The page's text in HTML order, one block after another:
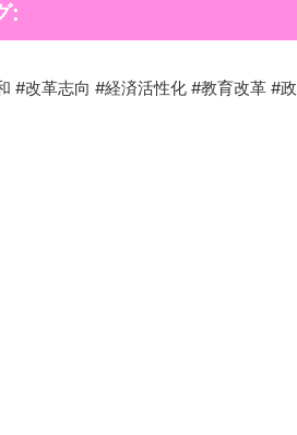
:
#改革志向 #経済活性化 #教育改革 #政